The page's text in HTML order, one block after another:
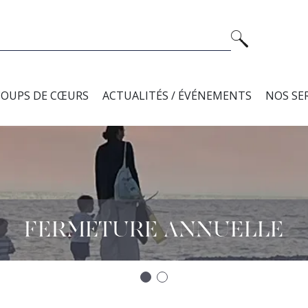
DE CŒURS ACTUALITÉS / ÉVÉNEMENTS NOS
FERMETURE ANNUELLE